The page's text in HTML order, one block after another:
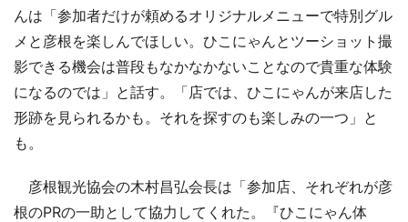
んは「参加者だけが頼めるオリジナルメニューで特別グル
メと彦根を楽しんでほしい。ひこにゃんとツーショット撮
影できる機会は普段もなかなかないことなので貴重な体験
になるのでは」と話す。「店では、ひこにゃんが来店した
形跡を見られるかも。それを探すのも楽しみの一つ」と
も。
彦根観光協会の木村昌弘会長は「参加店、それぞれが彦
根のPRの一助として協力してくれた。『ひこにゃん体